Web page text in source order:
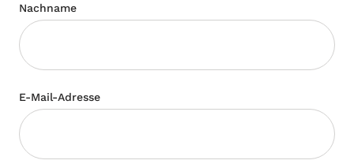
Nachname
E-Mail-Adresse